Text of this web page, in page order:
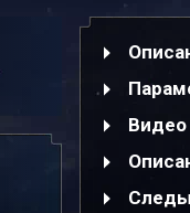
Видео
Следы